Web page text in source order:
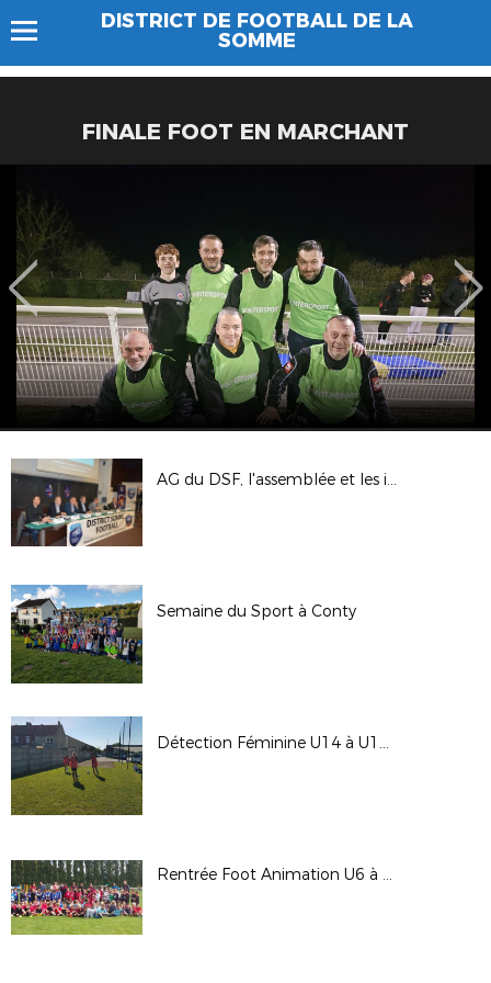
DISTRICT DE FOOTBALL DE LA
SOMME
FINALE FOOT EN MARCHANT
AG du DSF, l'assemblée et les interventions
Semaine du Sport à Conty
Détection Féminine U14 à U16F
Rentrée Foot Animation U6 à U11